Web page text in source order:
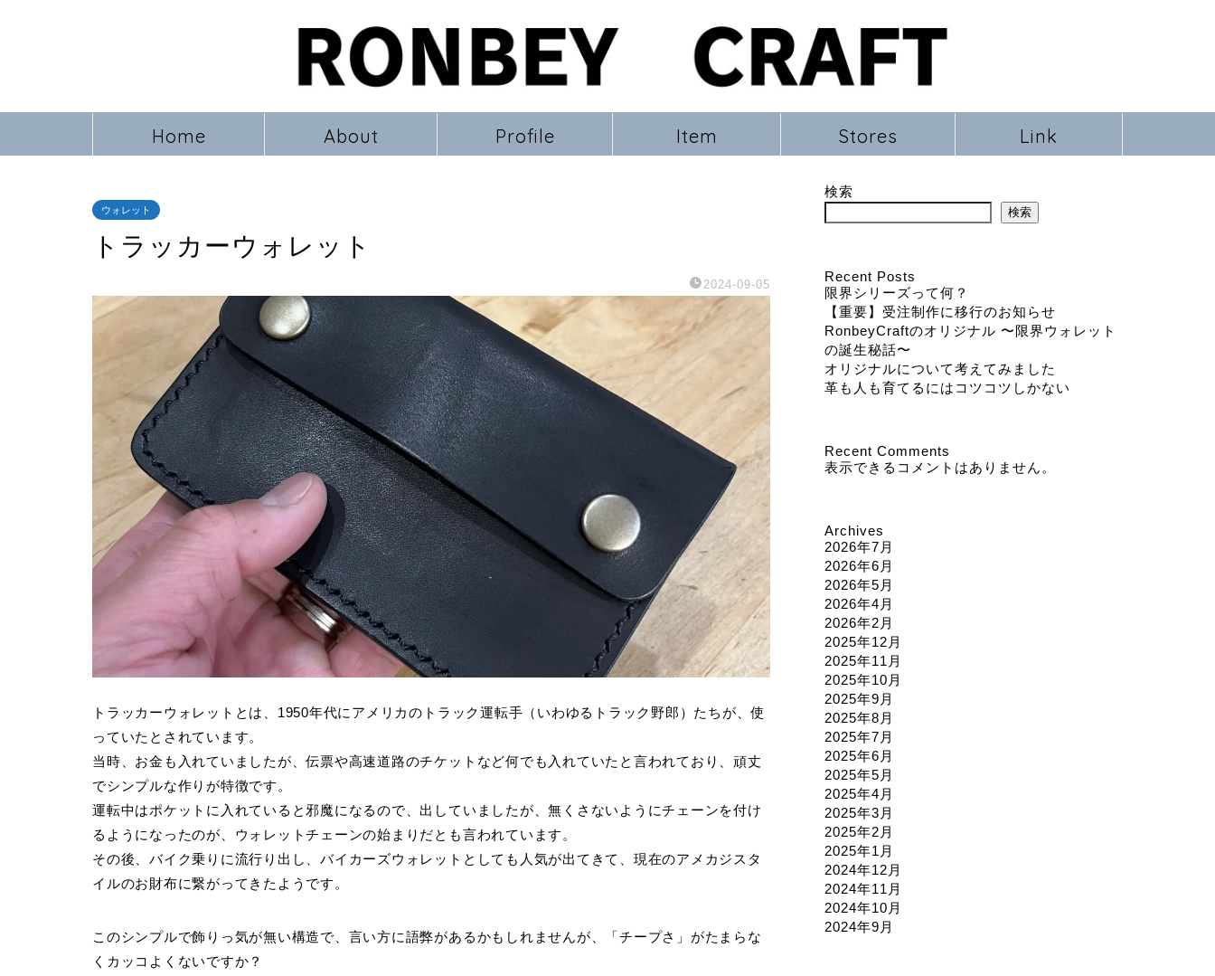
Home About Profile Item Stores Link
ウォレット
トラッカーウォレット
2024-09-05
トラッカーウォレットとは、1950年代にアメリカのトラック運転手（いわゆるトラック野郎）たちが、使
っていたとされています。
当時、お金も入れていましたが、伝票や高速道路のチケットなど何でも入れていたと言われており、頑丈
でシンプルな作りが特徴です。
運転中はポケットに入れていると邪魔になるので、出していましたが、無くさないようにチェーンを付け
るようになったのが、ウォレットチェーンの始まりだとも言われています。
その後、バイク乗りに流行り出し、バイカーズウォレットとしても人気が出てきて、現在のアメカジスタ
イルのお財布に繋がってきたようです。
このシンプルで飾りっ気が無い構造で、言い方に語弊があるかもしれませんが、「チープさ」がたまらな
くカッコよくないですか？
検索
検索
Recent Posts
限界シリーズって何？
【重要】受注制作に移行のお知らせ
RonbeyCraftのオリジナル 〜限界ウォレット
の誕生秘話〜
オリジナルについて考えてみました
革も人も育てるにはコツコツしかない
Recent Comments
表示できるコメントはありません。
Archives
2026年7月
2026年6月
2026年5月
2026年4月
2026年2月
2025年12月
2025年11月
2025年10月
2025年9月
2025年8月
2025年7月
2025年6月
2025年5月
2025年4月
2025年3月
2025年2月
2025年1月
2024年12月
2024年11月
2024年10月
2024年9月